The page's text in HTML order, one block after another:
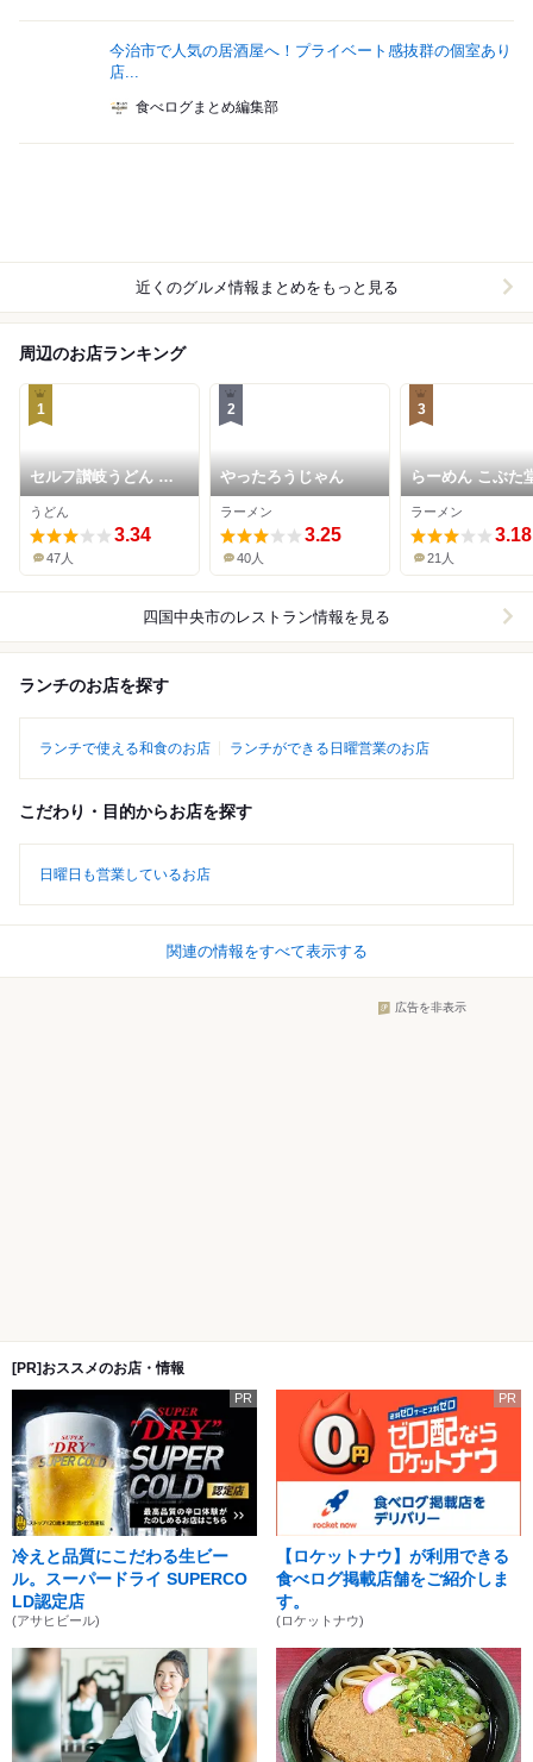
今治市で人気の居酒屋へ！プライベート感抜群の個室あり
店...
食べログまとめ編集部
近くのグルメ情報まとめをもっと見る
周辺のお店ランキング
1
セルフ讃岐うどん 宮
内製麺
うどん
3.34
47人
2
やったろうじゃん
ラーメン
3.25
40人
3
らーめん こぶた
ラーメン
3.18
21人
四国中央市のレストラン情報を見る
ランチのお店を探す
ランチで使える和食のお店 ランチができる日曜営業のお店
こだわり・目的からお店を探す
日曜日も営業しているお店
関連の情報をすべて表示する
広告を非表示
[PR]おススメのお店・情報
PR
冷えと品質にこだわる生ビー
ル。スーパードライ SUPERCO
LD認定店
(アサヒビール)
PR
【ロケットナウ】が利用できる
食べログ掲載店舗をご紹介しま
す。
(ロケットナウ)